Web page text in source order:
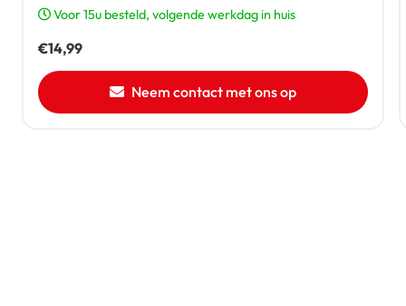
Voor 15u besteld, volgende werkdag in huis
€14,99
Neem contact met ons op